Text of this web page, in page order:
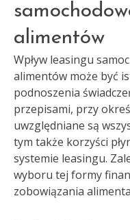
alimentów
Wpływ leasingu
alimentów może być
podnoszenia
przepisami, przy
uwzględniane są
tym także korzyści
systemie leasingu.
wyboru tej formy
zobowiązania